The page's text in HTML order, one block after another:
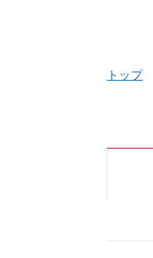
トップ